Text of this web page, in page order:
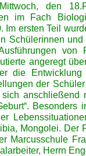
den
im Fach
Im ersten Teil
Schülerinnen
von
angeregt
die Entwicklung
der
anschließend
Besonders
Mongolei. Der
Marcusschule
Herrn